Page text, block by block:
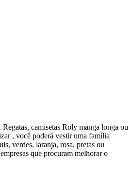
camisetas Roly manga longa ou
, você poderá vestir uma família
verdes, laranja, rosa, pretas ou
que procuram melhorar o